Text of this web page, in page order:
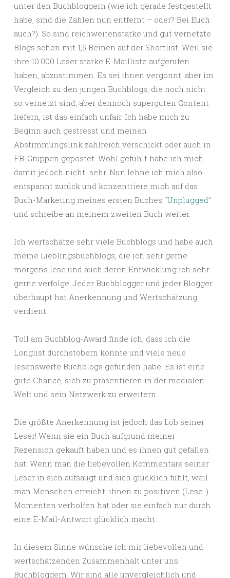
unter den Buchbloggern (wie ich gerade festgestellt
habe, sind die Zahlen nun entfernt – oder? Bei Euch
auch?). So sind reichweitenstarke und gut vernetzte
Blogs schon mit 1,5 Beinen auf der Shortlist. Weil sie
ihre 10.000 Leser starke E-Mailliste aufgerufen
haben, abzustimmen. Es sei ihnen vergönnt, aber im
Vergleich zu den jungen Buchblogs, die noch nicht
so vernetzt sind, aber dennoch superguten Content
liefern, ist das einfach unfair. Ich habe mich zu
Beginn auch gestresst und meinen
Abstimmungslink zahlreich verschickt oder auch in
FB-Gruppen gepostet. Wohl gefühlt habe ich mich
damit jedoch nicht sehr. Nun lehne ich mich also
entspannt zurück und konzentriere mich auf das
Buch-Marketing meines ersten Buches “Unplugged”
und schreibe an meinem zweiten Buch weiter.
Ich wertschätze sehr viele Buchblogs und habe auch
meine Lieblingsbuchblogs, die ich sehr gerne
morgens lese und auch deren Entwicklung ich sehr
gerne verfolge. Jeder Buchblogger und jeder Blogger
überhaupt hat Anerkennung und Wertschätzung
verdient.
Toll am Buchblog-Award finde ich, dass ich die
Longlist durchstöbern konnte und viele neue
lesenswerte Buchblogs gefunden habe. Es ist eine
gute Chance, sich zu präsentieren in der medialen
Welt und sein Netzwerk zu erweitern.
Die größte Anerkennung ist jedoch das Lob seiner
Leser! Wenn sie ein Buch aufgrund meiner
Rezension gekauft haben und es ihnen gut gefallen
hat. Wenn man die liebevollen Kommentare seiner
Leser in sich aufsaugt und sich glücklich fühlt, weil
man Menschen erreicht, ihnen zu positiven (Lese-)
Momenten verholfen hat oder sie einfach nur durch
eine E-Mail-Antwort glücklich macht.
In diesem Sinne wünsche ich mir liebevollen und
wertschätzenden Zusammenhalt unter uns
Buchbloggern. Wir sind alle unvergleichlich und